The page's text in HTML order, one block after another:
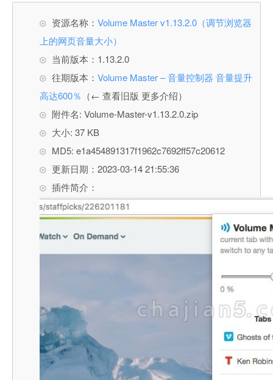
资源名称： Volume Master v1.13.2.0（调节浏览器
上的网页音量大小）
当前版本：1.13.2.0
往期版本： Volume Master – 音量控制器 音量提升
高达600％ （← 查看旧版 更多介绍）
附件名: Volume-Master-v1.13.2.0.zip
大小: 37 KB
MD5: e1a454891317f1962c7692ff57c20612
更新日期：2023-03-14 21:55:36
插件简介：